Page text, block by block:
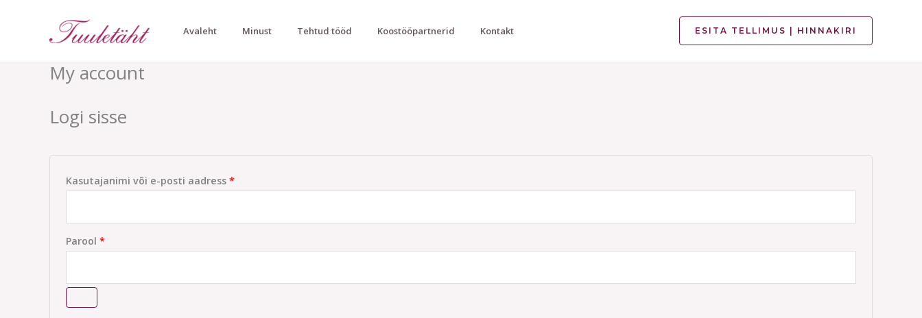
Avaleht Minust Tehtud tööd Koostööpartnerid Kontakt ESITA TELLIMUS | HINNAKIRI
My account
Logi sisse
Kasutajanimi või e-posti aadress *
Parool *
Nõutud